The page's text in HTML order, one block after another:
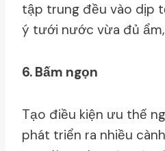
tập trung đều vào dịp
ý tưới nước vừa đủ
6. Bấm ngọn
Tạo điều kiện ưu thế
phát triển ra nhiều